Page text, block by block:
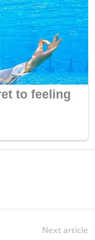
Next article